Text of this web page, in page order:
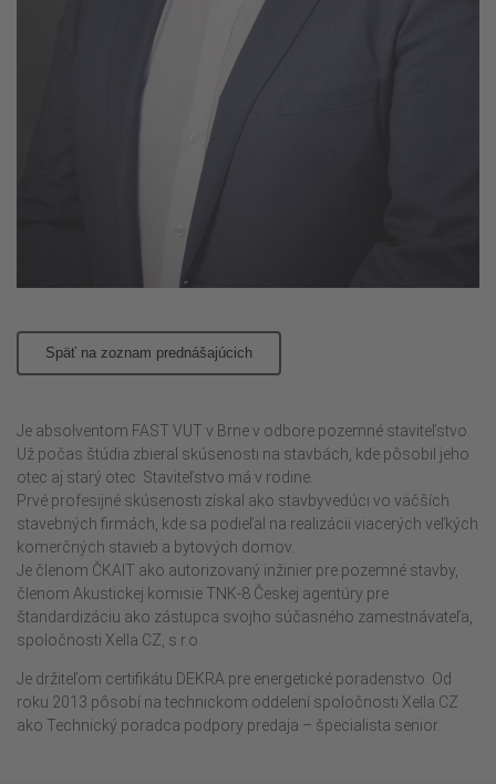
Späť na zoznam prednášajúcich
Je absolventom FAST VUT v Brne v odbore pozemné staviteľstvo.
Už počas štúdia zbieral skúsenosti na stavbách, kde pôsobil jeho
otec aj starý otec. Staviteľstvo má v rodine.
Prvé profesijné skúsenosti získal ako stavbyvedúci vo väčších
stavebných firmách, kde sa podieľal na realizácii viacerých veľkých
komerčných stavieb a bytových domov.
Je členom ČKAIT ako autorizovaný inžinier pre pozemné stavby,
členom Akustickej komisie TNK-8 Českej agentúry pre
štandardizáciu ako zástupca svojho súčasného zamestnávateľa,
spoločnosti Xella CZ, s.r.o.
Je držiteľom certifikátu DEKRA pre energetické poradenstvo. Od
roku 2013 pôsobí na technickom oddelení spoločnosti Xella CZ
ako Technický poradca podpory predaja – špecialista senior.